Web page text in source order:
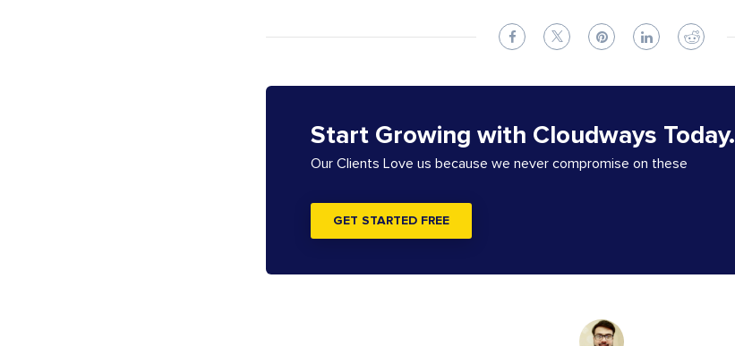
Start Growing with Cloudways Today.
Our Clients Love us because we never compromise on these
GET STARTED FREE